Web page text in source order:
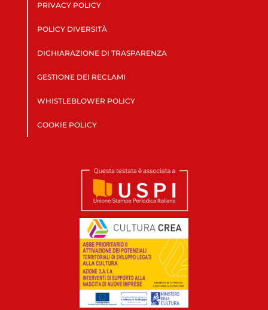
PRIVACY POLICY
POLICY DIVERSITÀ
DICHIARAZIONE DI TRASPARENZA
GESTIONE DEI RECLAMI
WHISTLEBLOWER POLICY
COOKIE POLICY